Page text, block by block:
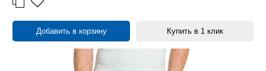
Добавить в корзину Купить в 1 клик